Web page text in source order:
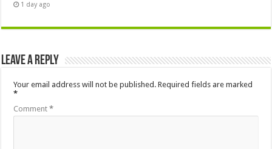
1 day ago
Leave a Reply
Your email address will not be published. Required fields are marked
*
Comment*